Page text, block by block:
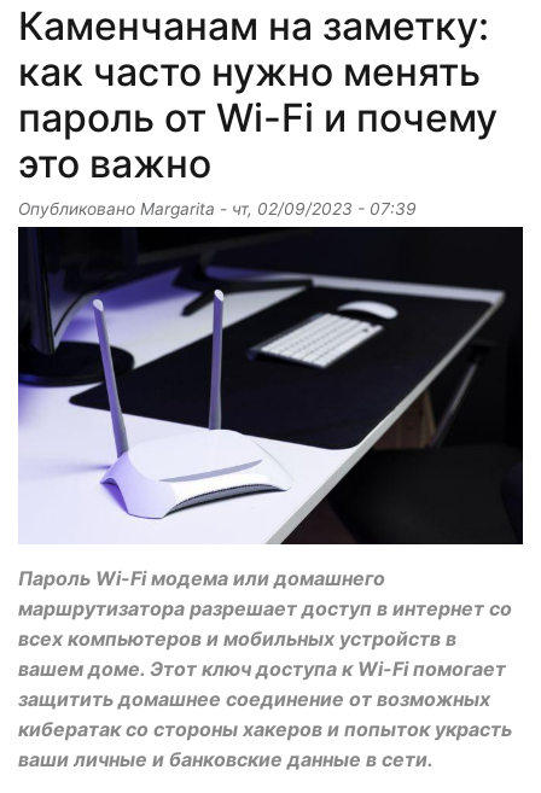
Каменчанам на заметку:
как часто нужно менять
пароль от Wi-Fi и почему
это важно
Опубликовано Margarita - чт, 02/09/2023 - 07:39
Пароль Wi-Fi модема или домашнего
маршрутизатора разрешает доступ в интернет со
всех компьютеров и мобильных устройств в
вашем доме. Этот ключ доступа к Wi-Fi помогает
защитить домашнее соединение от возможных
кибератак со стороны хакеров и попыток украсть
ваши личные и банковские данные в сети.